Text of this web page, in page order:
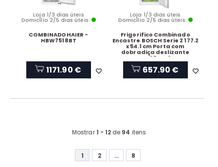
Loja 1/3 dias úteis
Domicílio 2/5 dias úteis:
COMBINADO HAIER -
HBW7518BT
1171.90 €
Loja 1/3 dias úteis
Domicílio 2/5 dias úteis:
Frigorifico Combinado
Encastre BOSCH Serie 2 177.2
x 54.1 cm Porta com
dobradiça deslizante
KIV87NSE0
657.90 €
Mostrar1 - 12 de 94 itens
1 2 ... 8